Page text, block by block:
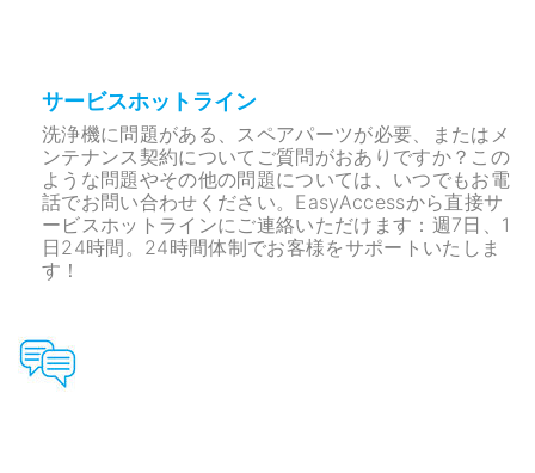
サービスホットライン
洗浄機に問題がある、スペアパーツが必要、またはメ
ンテナンス契約についてご質問がおありですか？この
ような問題やその他の問題については、いつでもお電
話でお問い合わせください。EasyAccessから直接サ
ービスホットラインにご連絡いただけます：週7日、1
日24時間。24時間体制でお客様をサポートいたしま
す！